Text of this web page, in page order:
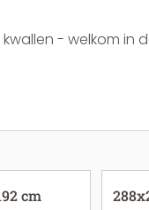
- welkom in
cm